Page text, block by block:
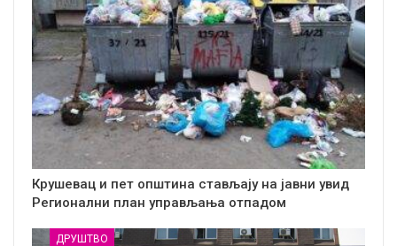
Крушевац и пет општина стављају на јавни увид
Регионални план управљања отпадом
ДРУШТВО